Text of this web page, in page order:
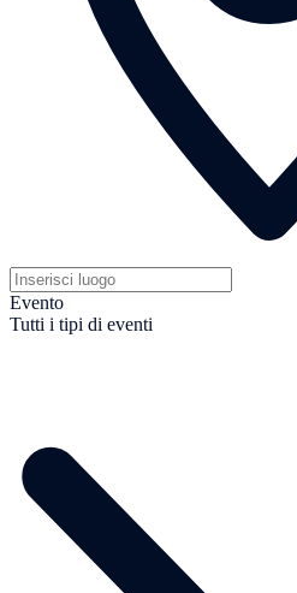
Evento
Tutti i tipi di eventi